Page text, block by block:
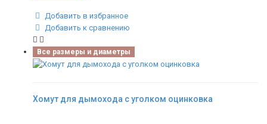
Добавить в избранное
Добавить к сравнению
Все размеры и диаметры
Хомут для дымохода с уголком оцинковка